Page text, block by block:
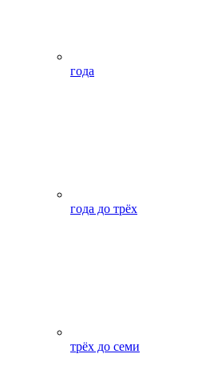
года
года до трёх
трёх до семи